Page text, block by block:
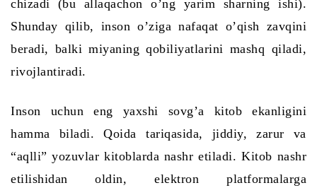
chizadi (bu allaqachon o’ng yarim sharning ishi).
Shunday qilib, inson o’ziga nafaqat o’qish zavqini
beradi, balki miyaning qobiliyatlarini mashq qiladi,
rivojlantiradi.
Inson uchun eng yaxshi sovg’a kitob ekanligini
hamma biladi. Qoida tariqasida, jiddiy, zarur va
“aqlli” yozuvlar kitoblarda nashr etiladi. Kitob nashr
etilishidan oldin, elektron platformalarga